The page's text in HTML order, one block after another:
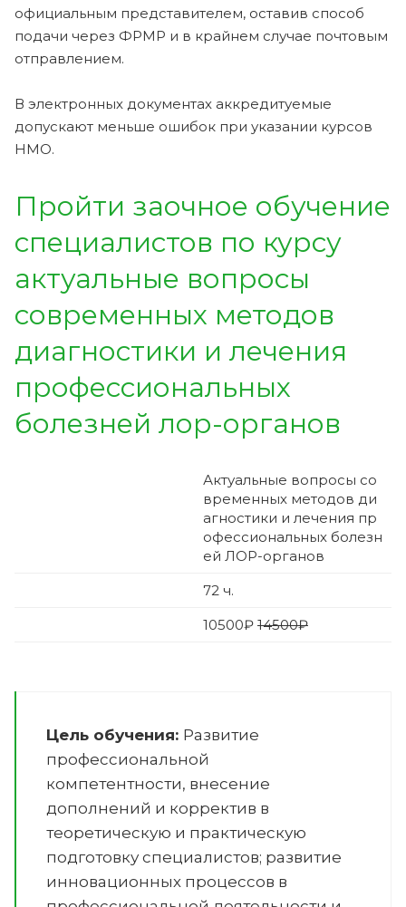
официальным представителем, оставив способ
подачи через ФРМР и в крайнем случае почтовым
отправлением.
В электронных документах аккредитуемые
допускают меньше ошибок при указании курсов
НМО.
Пройти заочное обучение
специалистов по курсу
актуальные вопросы
современных методов
диагностики и лечения
профессиональных
болезней лор-органов
Актуальные вопросы со
временных методов ди
агностики и лечения пр
офессиональных болезн
ей ЛОР-органов
72 ч.
10500₽ 14500₽
Цель обучения: Развитие
профессиональной
компетентности, внесение
дополнений и корректив в
теоретическую и практическую
подготовку специалистов; развитие
инновационных процессов в